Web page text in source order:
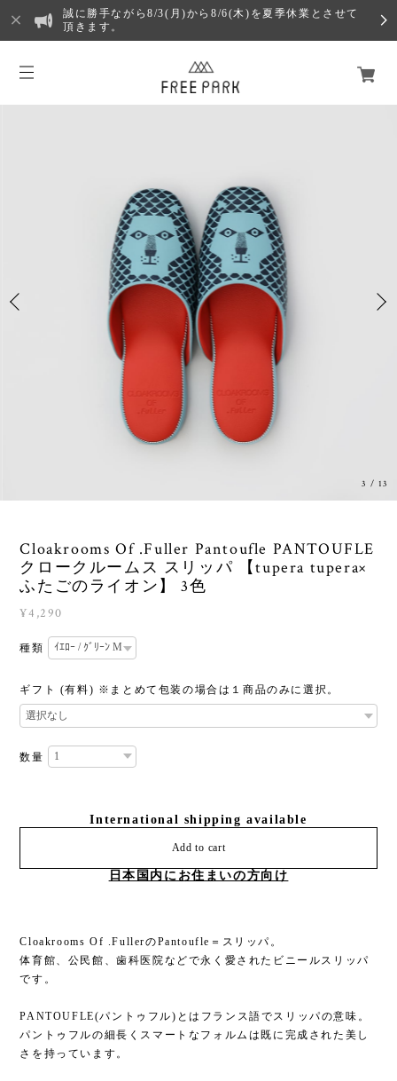
誠に勝手ながら8/3(月)から8/6(木)を夏季休業とさせて
頂きます。
3 / 13
Cloakrooms Of .Fuller Pantoufle PANTOUFLE
クロークルームス スリッパ 【tupera tupera×
ふたごのライオン】 3色
¥4,290
種類
ギフト (有料) ※まとめて包装の場合は１商品のみに選択。
数量
International shipping available
Add to cart
日本国内にお住まいの方向け
Cloakrooms Of .FullerのPantoufle＝スリッパ。
体育館、公民館、歯科医院などで永く愛されたビニールスリッパ
です。
PANTOUFLE(パントゥフル)とはフランス語でスリッパの意味。
パントゥフルの細長くスマートなフォルムは既に完成された美し
さを持っています。